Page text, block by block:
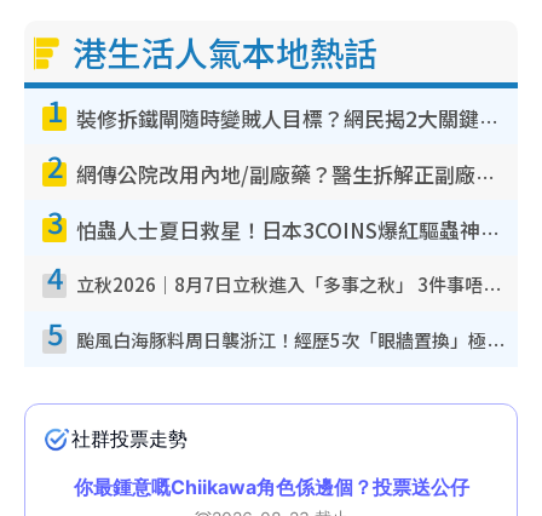
港生活人氣本地熱話
1 裝修拆鐵閘隨時變賊人目標？網民揭2大關鍵用途：裝新式等於白裝？附新舊鐵閘分別
2 網傳公院改用內地/副廠藥？醫生拆解正副廠分別 揭4類人換藥隨時出事
3 怕蟲人士夏日救星！日本3COINS爆紅驅蟲神器$45起 1招「全程免觸碰」輕鬆搞定小強
4 立秋2026｜8月7日立秋進入「多事之秋」 3件事唔做得！專家教6招開運 清枱頭／銀包納氣接好運
5 颱風白海豚料周日襲浙江！經歷5次「眼牆置換」極罕見 成登陸內地最長途颱風